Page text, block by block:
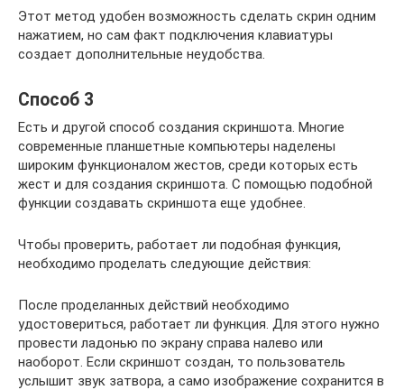
Этот метод удобен возможность сделать скрин одним
нажатием, но сам факт подключения клавиатуры
создает дополнительные неудобства.
Способ 3
Есть и другой способ создания скриншота. Многие
современные планшетные компьютеры наделены
широким функционалом жестов, среди которых есть
жест и для создания скриншота. С помощью подобной
функции создавать скриншота еще удобнее.
Чтобы проверить, работает ли подобная функция,
необходимо проделать следующие действия:
После проделанных действий необходимо
удостовериться, работает ли функция. Для этого нужно
провести ладонью по экрану справа налево или
наоборот. Если скриншот создан, то пользователь
услышит звук затвора, а само изображение сохранится в